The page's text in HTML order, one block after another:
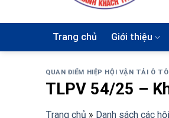
Trang chủ Giới thiệu
QUAN ĐIỂM HIỆP HỘI VẬN TẢI Ô
TLPV 54/25 –
Trang chủ » Danh sách các